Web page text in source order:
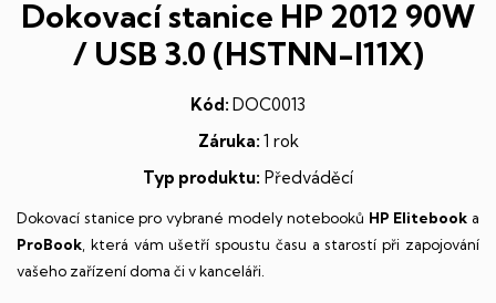
Dokovací stanice HP 2012 90W
/ USB 3.0 (HSTNN-I11X)
Kód: DOC0013
Záruka: 1 rok
Typ produktu: Předváděcí
Dokovací stanice pro vybrané modely notebooků HP Elitebook a
ProBook , která vám ušetří spoustu času a starostí při zapojování
vašeho zařízení doma či v kanceláři.